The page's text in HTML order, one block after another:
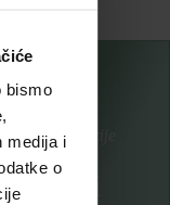
bismo
medija i
o
promocije